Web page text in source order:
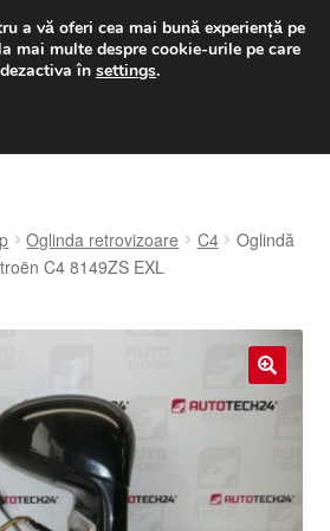
lei
- 4 p.m.031 229 6816
Oglinda retrovizoare C4
Oglindă
C4 8149ZS EXL
🔍
a vă oferi cea mai bună experiență pe
mai multe despre cookie-urile pe care
în settings.